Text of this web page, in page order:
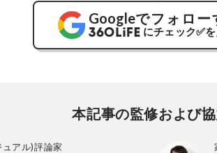
Googleでフォロー
にチェック✅
本記事の監修および
アル)評論家